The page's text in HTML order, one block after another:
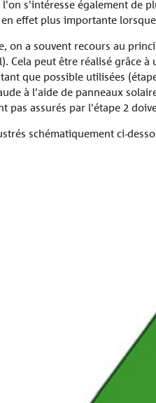
Acrotères et garde-corps
CAO/BIM
s'intéresse également de
effet plus importante
on a souvent recours au
Cela peut être réalisé grâce
que possible utilisées
à l'aide de panneaux
pas assurés par l'étape 2
schématiquement ci-